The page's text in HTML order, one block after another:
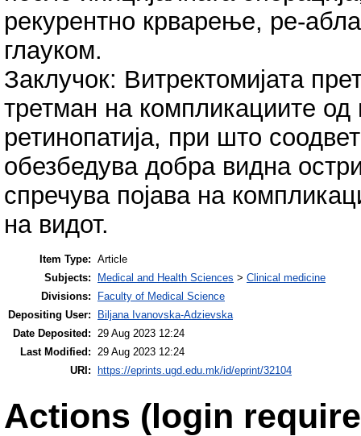
рекурентно крварење, ре-
глауком.
Заклучок: Витректомијата
третман на компликациите од
ретинопатија, при што
обезбедува добра видна
спречува појава на
на видот.
Item Type: Article
Subjects:
Medical and Health Sciences > Clinical medicine
Divisions:
Faculty of Medical Science
Depositing User:
Biljana Ivanovska-Adzievska
Date Deposited: 29 Aug 2023 12:24
Last Modified: 29 Aug 2023 12:24
URI:
https://eprints.ugd.edu.mk/id/eprint/32104
Actions (login